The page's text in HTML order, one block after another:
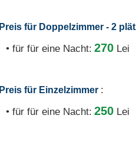
Preis für Doppelzimmer - 2
• für für eine Nacht: 270 Lei
Preis für Einzelzimmer :
• für für eine Nacht: 250 Lei